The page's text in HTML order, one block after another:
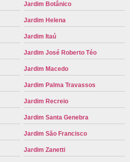
Jardim Botânico
Jardim Helena
Jardim Itaú
Jardim José Roberto Téo
Jardim Macedo
Jardim Palma Travassos
Jardim Recreio
Jardim Santa Genebra
Jardim São Francisco
Jardim Zanetti